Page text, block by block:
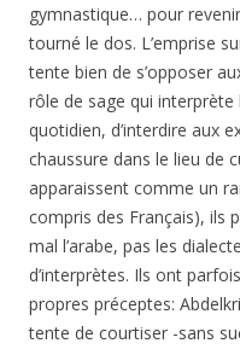
gymnastique… pour
tourné le dos. L’emprise
tente bien de s’opposer
rôle de sage qui
quotidien, d’interdire aux
chaussure dans le lieu de
apparaissent comme un
compris des Français), ils
mal l’arabe, pas les
d’interprètes. Ils ont
propres préceptes:
tente de courtiser -sans